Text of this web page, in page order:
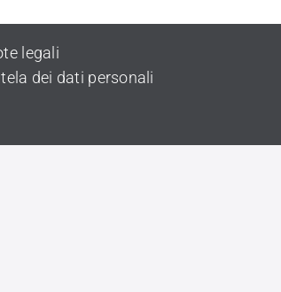
legali
dei dati personali